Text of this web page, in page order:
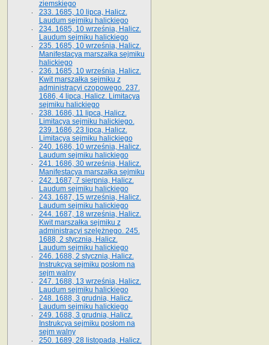
ziemskiego
233. 1685, 10 lipca, Halicz.
Laudum sejmiku halickiego
234. 1685, 10 września, Halicz.
Laudum sejmiku halickiego
235. 1685, 10 września, Halicz.
Manifestacya marszałka sejmiku
halickiego
236. 1685, 10 września, Halicz.
Kwit marszałka sejmiku z
administracyi czopowego. 237.
1686, 4 lipca, Halicz. Limitacya
sejmiku halickiego
238. 1686, 11 lipca, Halicz.
Limitacya sejmiku halickiego.
239. 1686, 23 lipca, Halicz.
Limitacya sejmiku halickiego
240. 1686, 10 września, Halicz.
Laudum sejmiku halickiego
241. 1686, 30 września, Halicz.
Manifestacya marszałka sejmiku
242. 1687, 7 sierpnia, Halicz.
Laudum sejmiku halickiego
243. 1687, 15 września, Halicz.
Laudum sejmiku halickiego
244. 1687, 18 września, Halicz.
Kwit marszałka sejmiku z
administracyi szelężnego. 245.
1688, 2 stycznia, Halicz.
Laudum sejmiku halickiego
246. 1688, 2 stycznia, Halicz.
Instrukcya sejmiku posłom na
sejm walny
247. 1688, 13 września, Halicz.
Laudum sejmiku halickiego
248. 1688, 3 grudnia, Halicz.
Laudum sejmiku halickiego
249. 1688, 3 grudnia, Halicz.
Instrukcya sejmiku posłom na
sejm walny
250. 1689, 28 listopada, Halicz.